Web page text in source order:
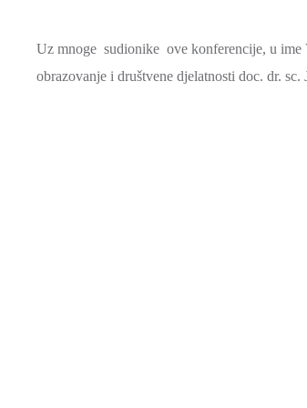
Uz mnoge sudionike ove konferencije, u ime
obrazovanje i društvene djelatnosti doc. dr.